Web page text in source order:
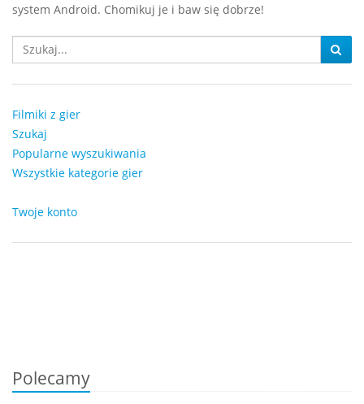
system Android. Chomikuj je i baw się dobrze!
Filmiki z gier
Szukaj
Popularne wyszukiwania
Wszystkie kategorie gier
Twoje konto
Polecamy